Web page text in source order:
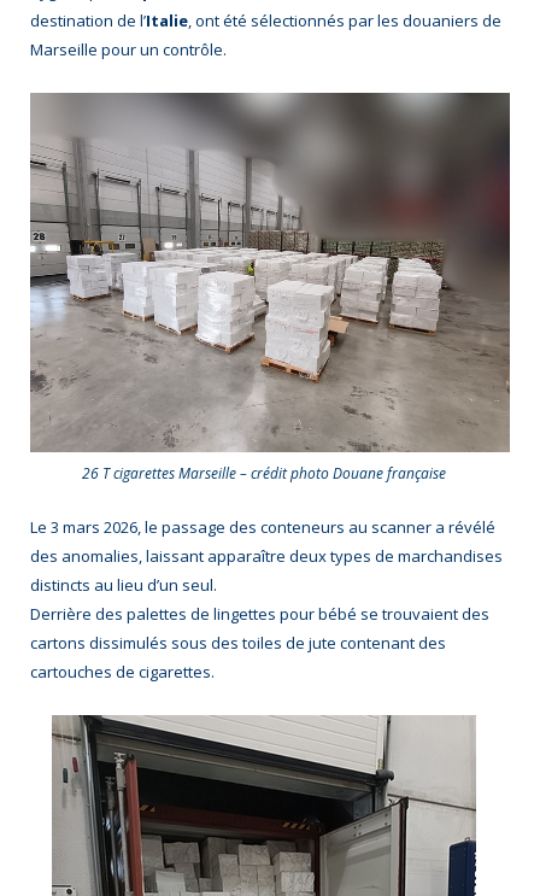
destination de l’Italie, ont été sélectionnés par les douaniers de
Marseille pour un contrôle.
26 T cigarettes Marseille – crédit photo Douane française
Le 3 mars 2026, le passage des conteneurs au scanner a révélé
des anomalies, laissant apparaître deux types de marchandises
distincts au lieu d’un seul.
Derrière des palettes de lingettes pour bébé se trouvaient des
cartons dissimulés sous des toiles de jute contenant des
cartouches de cigarettes.